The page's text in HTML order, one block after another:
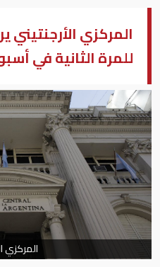
المركزي الأرجنتيني
للمرة الثانية في
المركزي